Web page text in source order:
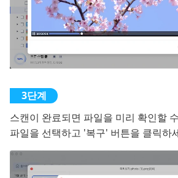
스캔이 완료되면 파일을 미리 확인할
파일을 선택하고 '복구' 버튼을 클릭하